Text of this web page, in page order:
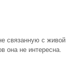
связанную с живой
она не интересна.